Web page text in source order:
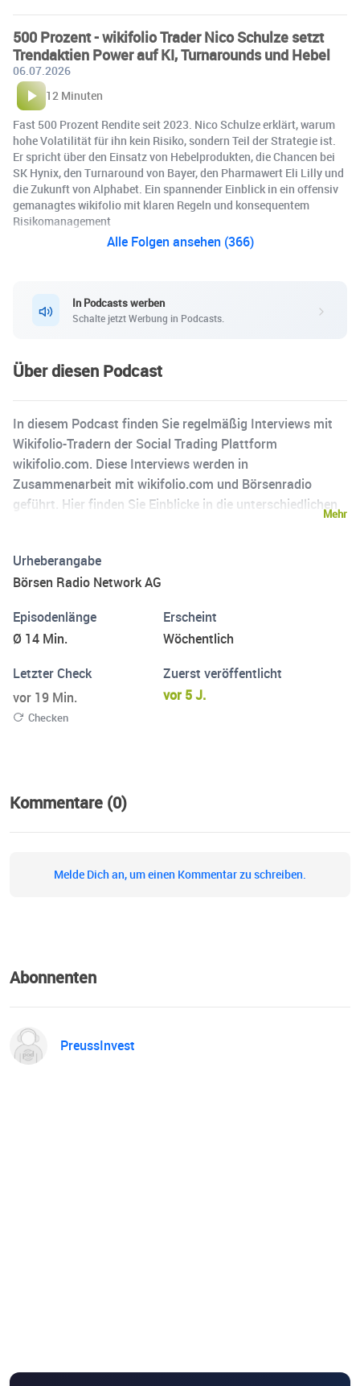
500 Prozent - wikifolio Trader Nico Schulze setzt
Trendaktien Power auf KI, Turnarounds und Hebel
06.07.2026
12 Minuten
Fast 500 Prozent Rendite seit 2023. Nico Schulze erklärt, warum
hohe Volatilität für ihn kein Risiko, sondern Teil der Strategie ist.
Er spricht über den Einsatz von Hebelprodukten, die Chancen bei
SK Hynix, den Turnaround von Bayer, den Pharmawert Eli Lilly und
die Zukunft von Alphabet. Ein spannender Einblick in ein offensiv
gemanagtes wikifolio mit klaren Regeln und konsequentem
Risikomanagement
Alle Folgen ansehen (366)
In Podcasts werben
Schalte jetzt Werbung in Podcasts.
Über diesen Podcast
In diesem Podcast finden Sie regelmäßig Interviews mit
Wikifolio-Tradern der Social Trading Plattform
wikifolio.com. Diese Interviews werden in
Zusammenarbeit mit wikifolio.com und Börsenradio
geführt. Hier finden Sie Einblicke in die unterschiedlichen
verfolgen sie, wann wird gekauft oder verkauft?
Außerdem erfahren Sie mehr zur Persönlichkeit, die hinter
ein Börsenprofi oder ein Privatmann? Ist er schon ein
"alter Hase" oder ein Newcomer? Hier hören Sie die
erfolgreichen Trader im persönlichen Gespräch. Wikifolio
ist eine Social Trading Plattform. Jeder, der sich dort
anmeldet, kann ein fiktives Musterdepot, „wikifolio“
genannt, führen.
Mehr
Urheberangabe
Börsen Radio Network AG
Episodenlänge
Ø 14 Min.
Erscheint
Wöchentlich
Letzter Check
vor 19 Min.
Checken
Zuerst veröffentlicht
vor 5 J.
Kommentare (0)
Melde Dich an, um einen Kommentar zu schreiben.
Abonnenten
PreussInvest